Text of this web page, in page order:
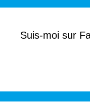
Suis-moi sur